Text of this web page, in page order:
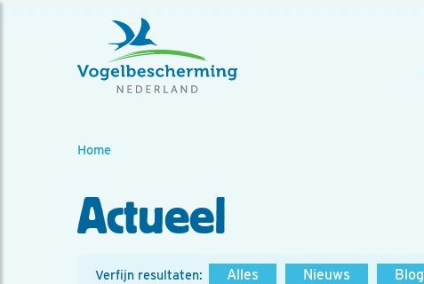
Home
Actueel
Verfijn resultaten: Alles Nieuws Blog